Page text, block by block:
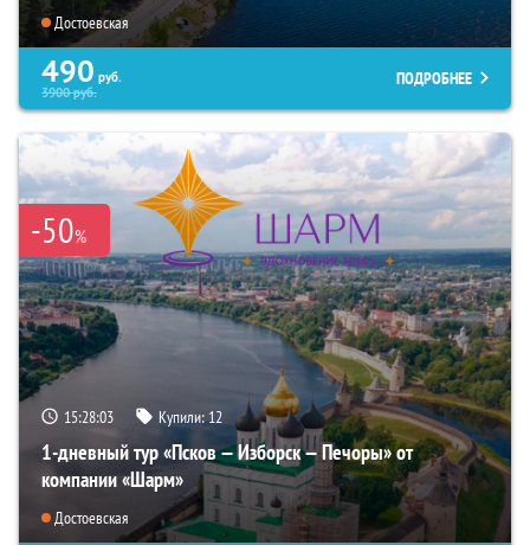
Достоевская
490 руб.
3900руб.
ПОДРОБНЕЕ
-50%
15:28:02 Купили:12
1-дневный тур «Псков — Изборск — Печоры» от
компании «Шарм»
Достоевская